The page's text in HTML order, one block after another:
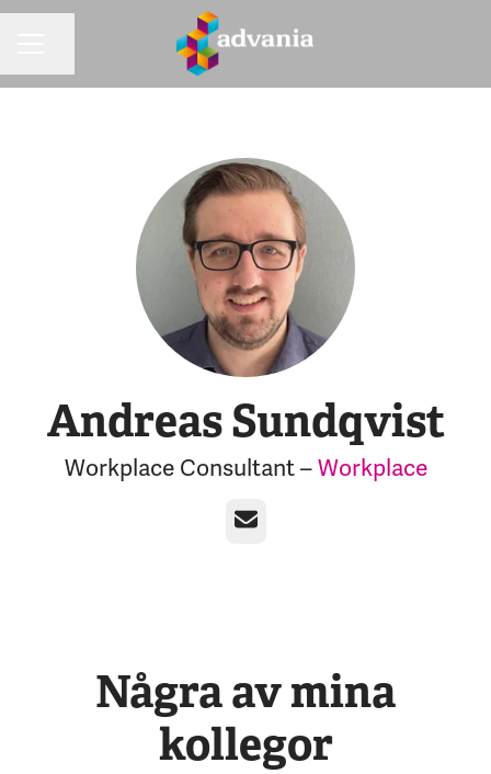
Andreas Sundqvist
Workplace Consultant –Workplace
E-post
Några av mina
kollegor